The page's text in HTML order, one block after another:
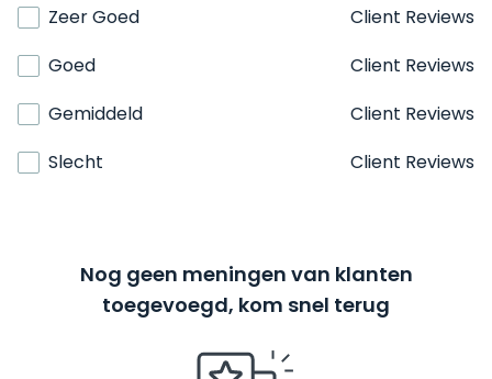
Zeer Goed
Client Reviews
Goed
Client Reviews
Gemiddeld
Client Reviews
Slecht
Client Reviews
Nog geen meningen van klanten
toegevoegd, kom snel terug